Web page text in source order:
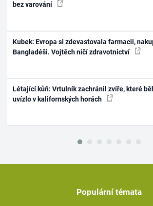
bez varování
Kubek: Evropa si zdevastovala farmacii,
Bangladéši. Vojtěch ničí zdravotnictví
Létající kůň: Vrtulník zachránil zvíře, které
uvízlo v kalifornských horách
Populární témata